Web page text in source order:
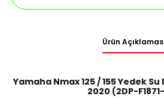
Ürün
Yamaha Nmax 125 / 155 Yedek
2020 (2DP-